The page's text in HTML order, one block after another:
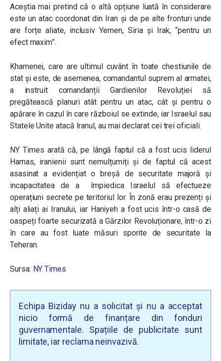
Aceștia mai pretind că o altă opțiune luată în considerare
este un atac coordonat din Iran și de pe alte fronturi unde
are forțe aliate, inclusiv Yemen, Siria și Irak, “pentru un
efect maxim”.
Khamenei, care are ultimul cuvânt în toate chestiunile de
stat și este, de asemenea, comandantul suprem al armatei,
a instruit comandanții Gardienilor Revoluției să
pregătească planuri atât pentru un atac, cât și pentru o
apărare în cazul în care războiul se extinde, iar Israelul sau
Statele Unite atacă Iranul, au mai declarat cei trei oficiali.
NY Times arată că, pe lângă faptul că a fost ucis liderul
Hamas, iranienii sunt nemulțumiți și de faptul că acest
asasinat a evidențiat o breșă de securitate majoră și
incapacitatea de a împiedica Israelul să efectueze
operațiuni secrete pe teritoriul lor. În zonă erau prezenți și
alți aliați ai Iranului, iar Haniyeh a fost ucis într-o casă de
oaspeți foarte securizată a Gărzilor Revoluționare, într-o zi
în care au fost luate măsuri sporite de securitate la
Teheran.
Sursa: NY Times
Echipa Biziday nu a solicitat și nu a acceptat
nicio formă de finanțare din fonduri
guvernamentale. Spațiile de publicitate sunt
limitate, iar reclama neinvazivă.